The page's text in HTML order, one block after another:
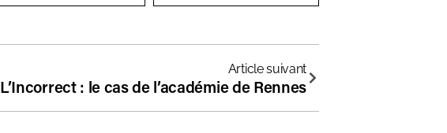
Article suivant
L’Incorrect : le cas de l’académie de Rennes